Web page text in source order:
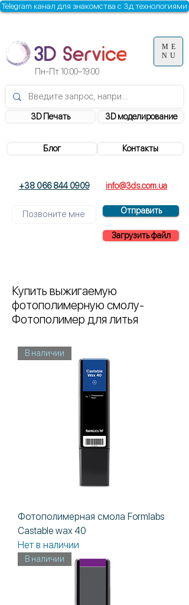
3D моделирование
Контакты
3D Печать
+38 066 844 0909 info@3ds.com.ua
Отправить
Загрузить файл
Блог
Пн-Пт10:00–19:00
Telegram канал для знакомства с 3д технологиями
ME
NU
Купить выжигаемую
фотополимерную смолу-
Фотополимер для литья
В наличии
Фотополимерная смола Formlabs
Castable wax 40
Нет в наличии
В наличии